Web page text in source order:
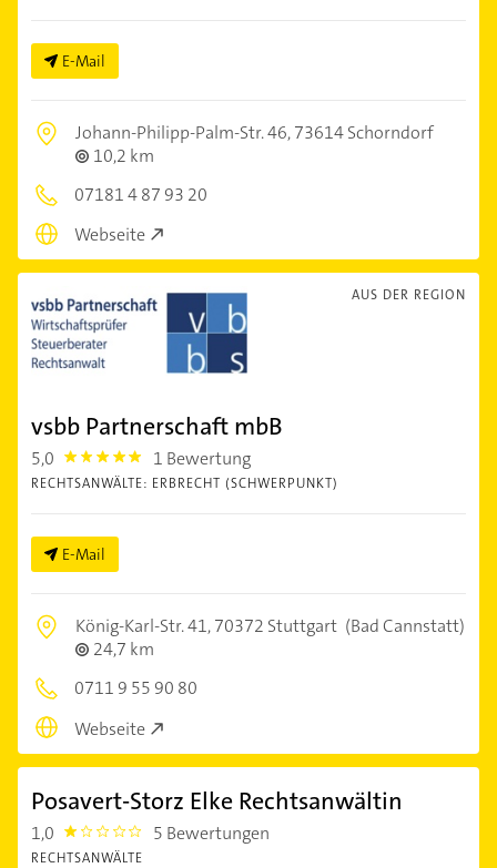
E-Mail
Johann-Philipp-Palm-Str. 46,73614 Schorndorf
10,2 km
07181 4 87 93 20
Webseite
AUS DER REGION
vsbb Partnerschaft mbB
5,0 5.0 1 Bewertung
RECHTSANWÄLTE: ERBRECHT (SCHWERPUNKT)
E-Mail
König-Karl-Str. 41,70372 Stuttgart (Bad Cannstatt)
24,7 km
0711 9 55 90 80
Webseite
Posavert-Storz Elke Rechtsanwältin
1,0 1.0 5 Bewertungen
RECHTSANWÄLTE